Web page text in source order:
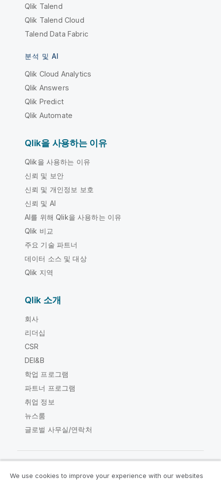
Qlik Talend
Qlik Talend Cloud
Talend Data Fabric
분석 및 AI
Qlik Cloud Analytics
Qlik Answers
Qlik Predict
Qlik Automate
Qlik을 사용하는 이유
Qlik을 사용하는 이유
신뢰 및 보안
신뢰 및 개인정보 보호
신뢰 및 AI
AI를 위해 Qlik을 사용하는 이유
Qlik 비교
주요 기술 파트너
데이터 소스 및 대상
Qlik 지역
Qlik 소개
회사
리더십
CSR
DEI&B
학업 프로그램
파트너 프로그램
취업 정보
뉴스룸
글로벌 사무실/연락처
We use cookies to improve your experience with our websites